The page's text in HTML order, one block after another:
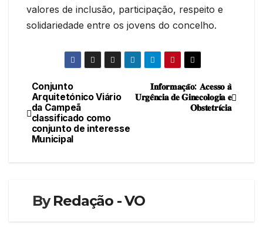
valores de inclusão, participação, respeito e
solidariedade entre os jovens do concelho.
Navegação
de
artigos
𝐈𝐧𝐟𝐨𝐫𝐦𝐚𝐜̧𝐚̃𝐨: 𝐀𝐜𝐞𝐬𝐬𝐨 𝐚̀
𝐔𝐫𝐠𝐞̂𝐧𝐜𝐢𝐚 𝐝𝐞 𝐆𝐢𝐧𝐞𝐜𝐨𝐥𝐨𝐠𝐢𝐚 𝐞
𝐎𝐛𝐬𝐭𝐞𝐭𝐫𝛊́𝐜𝐢𝐚
Conjunto
Arquitetónico Viário
da Campeã
classificado como
conjunto de interesse
Municipal
ByRedação - VO